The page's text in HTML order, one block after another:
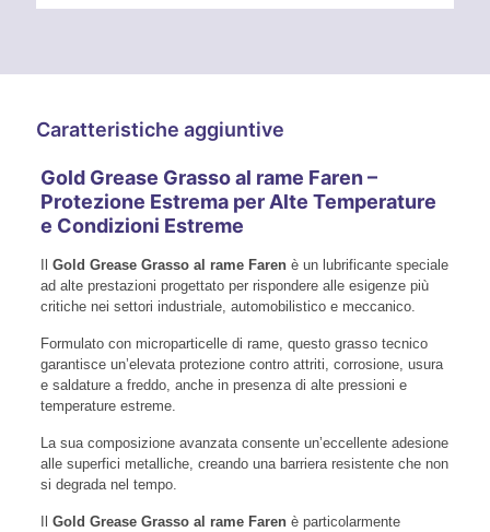
Caratteristiche aggiuntive
Gold Grease Grasso al rame Faren –
Protezione Estrema per Alte Temperature
e Condizioni Estreme
Il Gold Grease Grasso al rame Farenè un lubrificante speciale
ad alte prestazioni progettato per rispondere alle esigenze più
critiche nei settori industriale, automobilistico e meccanico.
Formulato con microparticelle di rame, questo grasso tecnico
garantisce un’elevata protezione contro attriti, corrosione, usura
e saldature a freddo, anche in presenza di alte pressioni e
temperature estreme.
La sua composizione avanzata consente un’eccellente adesione
alle superfici metalliche, creando una barriera resistente che non
si degrada nel tempo.
Il Gold Grease Grasso al rame Farenè particolarmente